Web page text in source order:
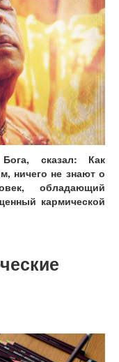
сказал: Как
ничего не знают о
обладающий
кармической